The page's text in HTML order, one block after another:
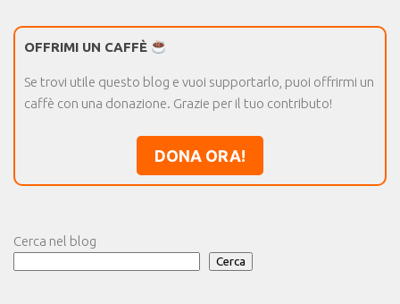
OFFRIMI UN CAFFÈ
Se trovi utile questo blog e vuoi supportarlo, puoi offrirmi un
caffè con una donazione. Grazie per il tuo contributo!
DONA ORA!
Cerca nel blog
Cerca